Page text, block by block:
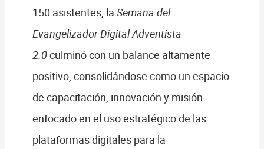
150 asistentes, la Semana del
Evangelizador Digital Adventista
2.0culminó con un balance altamente
positivo, consolidándose como un espacio
de capacitación, innovación y misión
enfocado en el uso estratégico de las
plataformas digitales para la